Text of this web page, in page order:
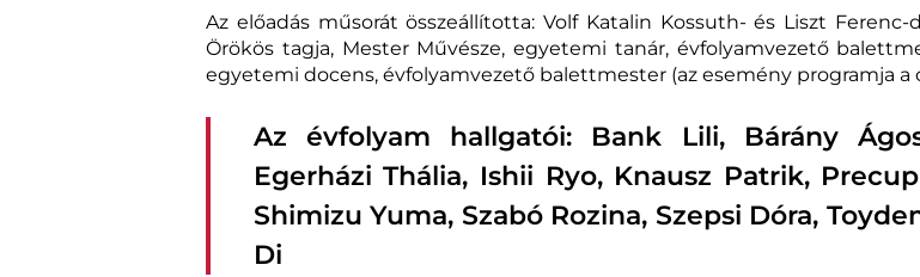
Az előadás műsorát összeállította: Volf Katalin Kossuth- és Liszt
Örökös tagja, Mester Művésze, egyetemi tanár, évfolyamvezető
egyetemi docens, évfolyamvezető balettmester (az esemény programja a
Az évfolyam hallgatói: Bank Lili, Bárány
Egerházi Thália, Ishii Ryo, Knausz Patrik,
Shimizu Yuma, Szabó Rozina, Szepsi Dóra,
Di